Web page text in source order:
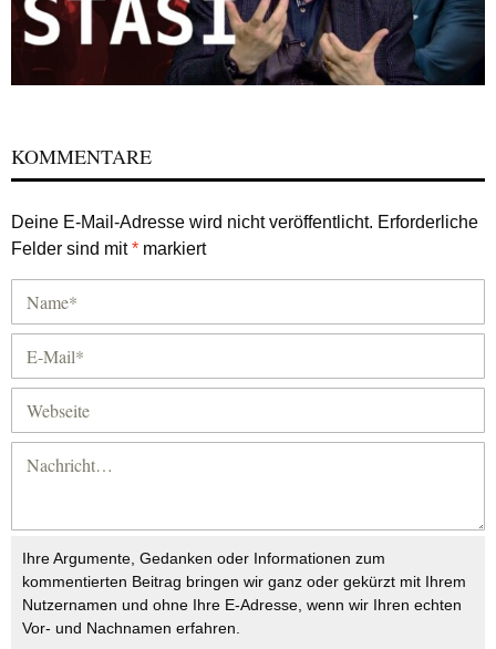
KOMMENTARE
Deine E-Mail-Adresse wird nicht veröffentlicht. Erforderliche
Felder sind mit* markiert
Ihre Argumente, Gedanken oder Informationen zum
kommentierten Beitrag bringen wir ganz oder gekürzt mit Ihrem
Nutzernamen und ohne Ihre E-Adresse, wenn wir Ihren echten
Vor- und Nachnamen erfahren.